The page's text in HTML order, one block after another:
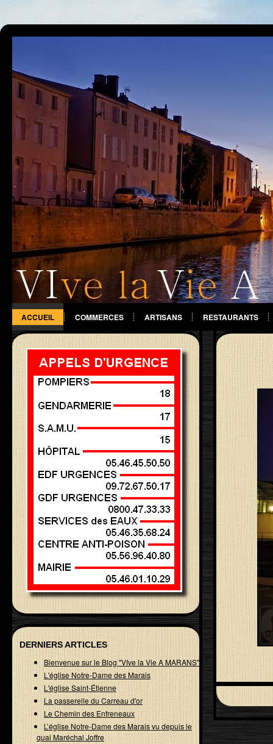
ACCUEIL COMMERCES ARTISANS RESTAURANTS
DIVERS
DERNIERS ARTICLES
Bienvenue sur le Blog "VIve la Vie A MARANS"
L'église Notre-Dame des Marais
L'église Saint-Étienne
La passerelle du Carreau d'or
Le Chemin des Enfreneaux
L’église Notre-Dame des Marais vu depuis le
quai Maréchal Joffre